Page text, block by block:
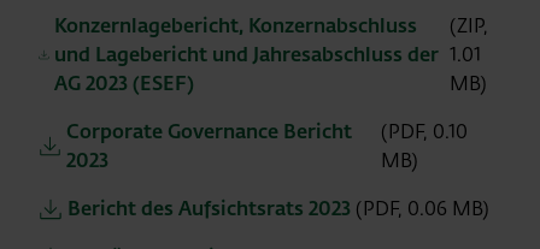
Konzernlagebericht, Konzernabschluss
und Lagebericht und Jahresabschluss der
AG 2023 (ESEF)
(ZIP,
1.01
MB)
Corporate Governance Bericht
2023
(PDF, 0.10
MB)
Bericht des Aufsichtsrats 2023 (PDF, 0.06 MB)